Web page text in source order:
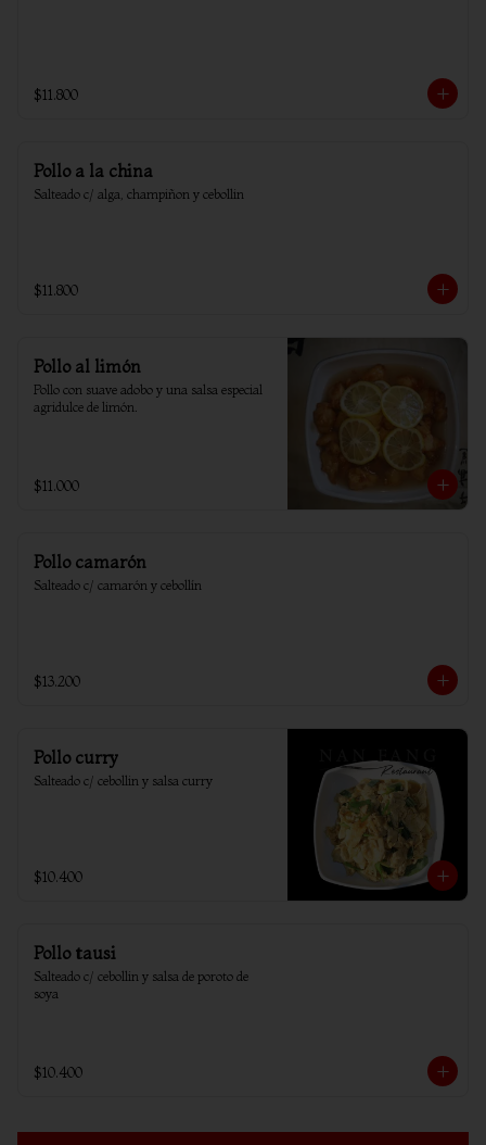
$11.800
Pollo a la china
Salteado c/ alga, champiñon y cebollin
$11.800
Pollo al limón
Pollo con suave adobo y una salsa especial
agridulce de limón.
$11.000
Pollo camarón
Salteado c/ camarón y cebollín
$13.200
Pollo curry
Salteado c/ cebollin y salsa curry
$10.400
Pollo tausi
Salteado c/ cebollin y salsa de poroto de
soya
$10.400